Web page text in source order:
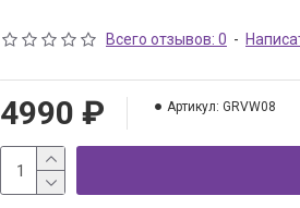
Всего отзывов: 0 -
4990 ₽ Артикул: GRVW08